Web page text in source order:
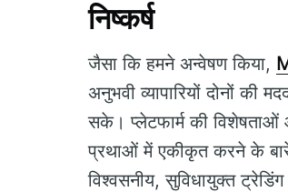
निष्कर्ष
जैसा कि हमने अन्वेषण किया,
अनुभवी व्यापारियों दोनों की
सके। प्लेटफार्म की
प्रथाओं में एकीकृत करने के
विश्वसनीय, सुविधायुक्त